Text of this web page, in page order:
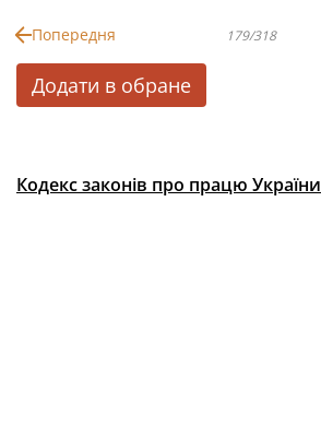
Попередня 179/318
Додати в обране
Кодекс законів про працю України